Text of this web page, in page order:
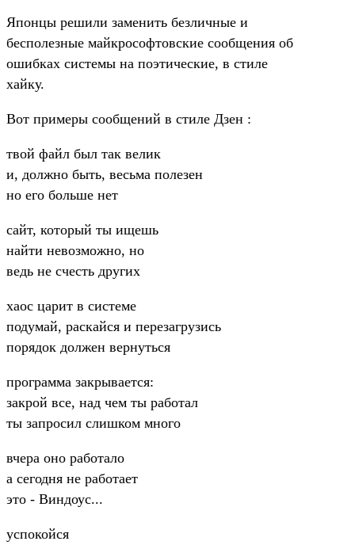
Японцы решили заменить безличные и
бесполезные майкрософтовские сообщения об
ошибках системы на поэтические, в стиле
хайку.
Вот примеры сообщений в стиле Дзен :
твой файл был так велик
и, должно быть, весьма полезен
но его больше нет
сайт, который ты ищешь
найти невозможно, но
ведь не счесть других
хаос царит в системе
подумай, раскайся и перезагрузись
порядок должен вернуться
программа закрывается:
закрой все, над чем ты работал
ты запросил слишком много
вчера оно работало
а сегодня не работает
это - Виндоус...
успокойся